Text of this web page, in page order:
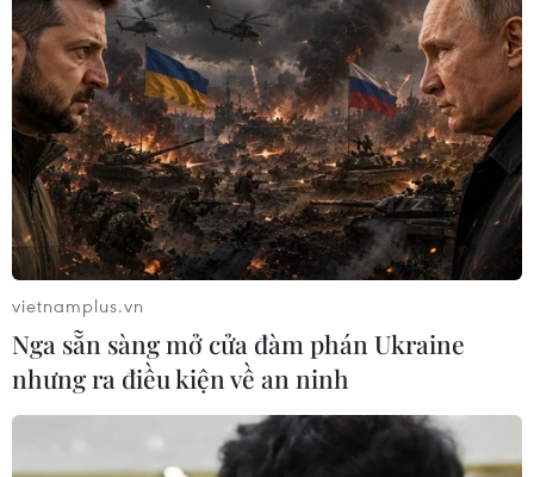
Theo dõi VietnamPlus
TIN LIÊN QUAN
vietnamplus.vn
Nga sẵn sàng mở cửa đàm phán Ukraine
nhưng ra điều kiện về an ninh